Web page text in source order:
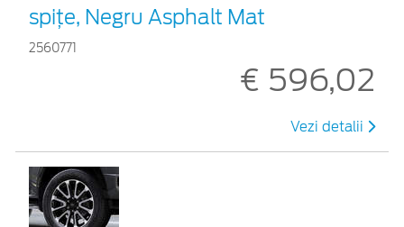
spițe, Negru Asphalt Mat
2560771
€ 596,02
Vezi detalii